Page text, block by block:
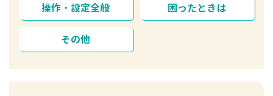
操作・設定全般 困ったときは
その他